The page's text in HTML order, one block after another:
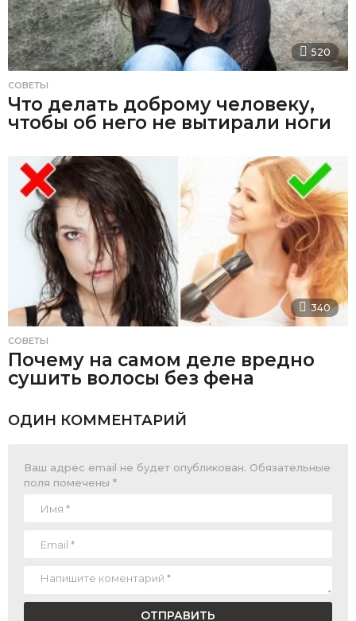
520
СОВЕТЫ
Что делать доброму человеку,
чтобы об него не вытирали ноги
340
СОВЕТЫ
Почему на самом деле вредно
сушить волосы без фена
ОДИН КОММЕНТАРИЙ
Ваш адрес email не будет опубликован. Обязательные
поля помечены *